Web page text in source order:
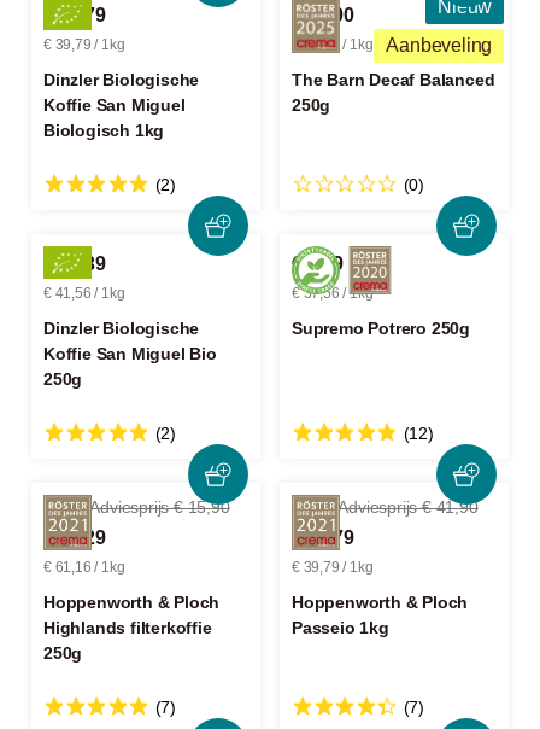
€ 39,79
€ 39,79 / 1kg
Dinzler Biologische
Koffie San Miguel
Biologisch 1kg
(2)
Nieuw
Aanbeveling
€ 13,90
€ 55,60 / 1kg
The Barn Decaf Balanced
250g
(0)
€ 10,39
€ 41,56 / 1kg
Dinzler Biologische
Koffie San Miguel Bio
250g
(2)
€ 9,39
€ 37,56 / 1kg
Supremo Potrero 250g
(12)
-3% Adviesprijs € 15,90
€ 15,29
€ 61,16 / 1kg
Hoppenworth & Ploch
Highlands filterkoffie
250g
(7)
-5% Adviesprijs € 41,90
€ 39,79
€ 39,79 / 1kg
Hoppenworth & Ploch
Passeio 1kg
(7)